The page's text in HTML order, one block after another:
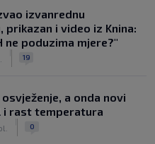
izvanrednu
prikazan i video iz Knina:
ne poduzima mjere?"
19
a onda novi
rast temperatura
0